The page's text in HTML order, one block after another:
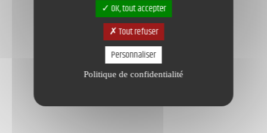
OK, tout accepter
Tout refuser
Personnaliser
Politique de confidentialité